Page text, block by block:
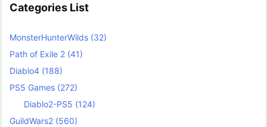
Categories List
MonsterHunterWilds (32)
Path of Exile 2 (41)
Diablo4 (188)
PS5 Games (272)
Diablo2-PS5 (124)
GuildWars2 (560)